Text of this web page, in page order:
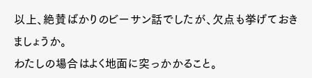
以上、絶賛ばかりのビーサン話でしたが、欠点も挙げておき
ましょうか。
わたしの場合はよく地面に突っかかること。